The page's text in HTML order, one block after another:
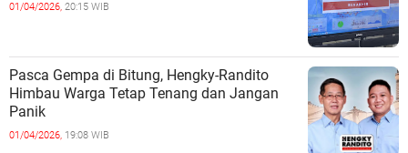
01/04/2026, 20:15 WIB
Pasca Gempa di Bitung, Hengky-Randito
Himbau Warga Tetap Tenang dan Jangan
Panik
01/04/2026, 19:08 WIB